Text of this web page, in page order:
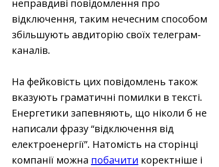
неправдиві повідомлення про
відключення, таким нечесним способом
збільшують авдиторію своїх телеграм-
каналів.
На фейковість цих повідомлень також
вказують граматичні помилки в тексті.
Енергетики запевняють, що ніколи б не
написали фразу “відключення від
електроенергії”. Натомість на сторінці
компанії можна побачити коректніше і